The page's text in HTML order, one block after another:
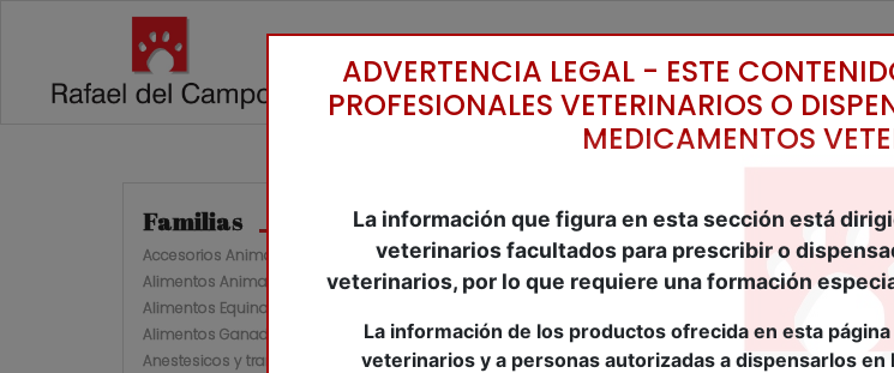
Catálogo
Familias
Accesorios Animales de Compañía
Alimentos Animales Compañia
Alimentos Equinos
Alimentos Ganaderia
Anestesicos y tranquilizantes
ADVERTENCIA LEGAL - ESTE
PROFESIONALES VETERINARIOS O
MEDICAMENTOS
La información que figura en esta sección está
veterinarios facultados para prescribir o
veterinarios, por lo que requiere una formación
La información de los productos ofrecida en esta
veterinarios y a personas autorizadas a dispensarlos